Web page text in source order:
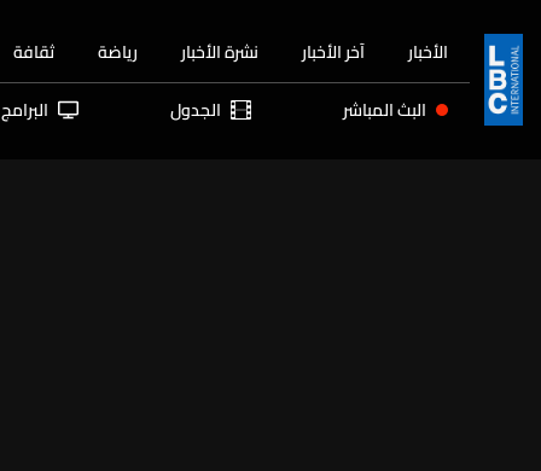
الأخبار آخر الأخبار نشرة الأخبار رياضة ثقافة
البث المباشر الجدول البرامج